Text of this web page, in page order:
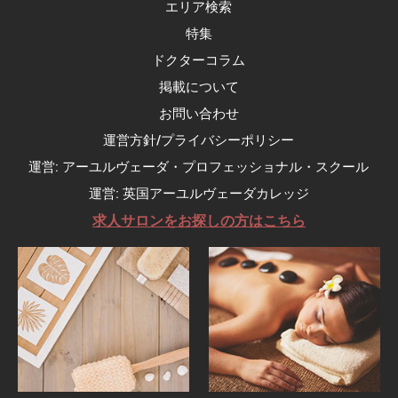
エリア検索
特集
ドクターコラム
掲載について
お問い合わせ
運営方針/プライバシーポリシー
運営: アーユルヴェーダ・プロフェッショナル・スクール
運営: 英国アーユルヴェーダカレッジ
求人サロンをお探しの方はこちら